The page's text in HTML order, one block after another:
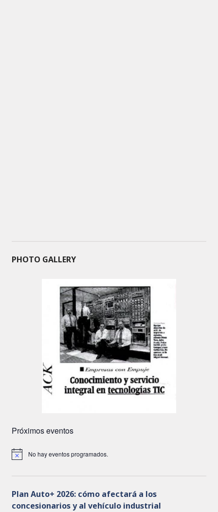
PHOTO GALLERY
Próximos eventos
No hay eventos programados.
Plan Auto+ 2026: cómo afectará a los
concesionarios y al vehículo industrial